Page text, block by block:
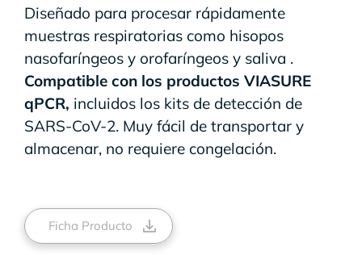
Diseñado para procesar rápidamente
muestras respiratorias como hisopos
nasofaríngeos y orofaríngeos y saliva .
Compatible con los productos VIASURE
qPCR, incluidos los kits de detección de
SARS-CoV-2. Muy fácil de transportar y
almacenar, no requiere congelación.
Ficha Producto